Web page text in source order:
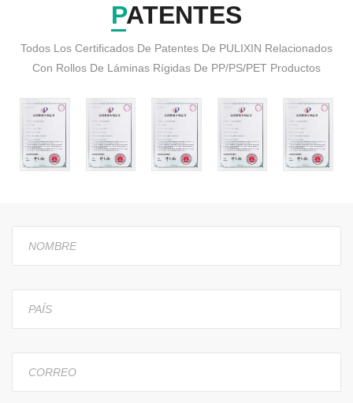
PATENTES
Todos Los Certificados De Patentes De PULIXIN Relacionados
Con Rollos De Láminas Rígidas De PP/PS/PET Productos